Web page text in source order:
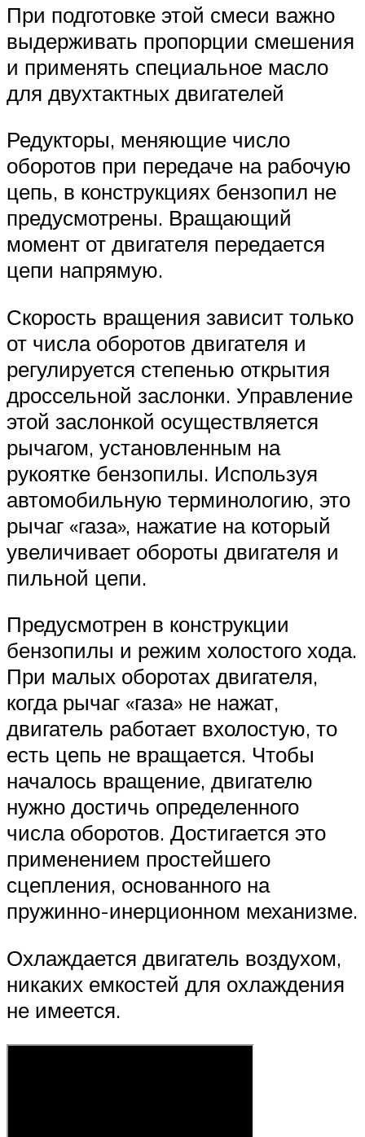
При подготовке этой смеси важно
выдерживать пропорции смешения
и применять специальное масло
для двухтактных двигателей
Редукторы, меняющие число
оборотов при передаче на рабочую
цепь, в конструкциях бензопил не
предусмотрены. Вращающий
момент от двигателя передается
цепи напрямую.
Скорость вращения зависит только
от числа оборотов двигателя и
регулируется степенью открытия
дроссельной заслонки. Управление
этой заслонкой осуществляется
рычагом, установленным на
рукоятке бензопилы. Используя
автомобильную терминологию, это
рычаг «газа», нажатие на который
увеличивает обороты двигателя и
пильной цепи.
Предусмотрен в конструкции
бензопилы и режим холостого хода.
При малых оборотах двигателя,
когда рычаг «газа» не нажат,
двигатель работает вхолостую, то
есть цепь не вращается. Чтобы
началось вращение, двигателю
нужно достичь определенного
числа оборотов. Достигается это
применением простейшего
сцепления, основанного на
пружинно-инерционном механизме.
Охлаждается двигатель воздухом,
никаких емкостей для охлаждения
не имеется.